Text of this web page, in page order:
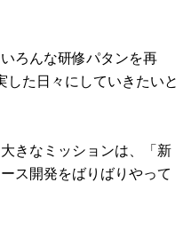
ろんな研修パタンを再
した日々にしていきたいと
きなミッションは、「新
ス開発をばりばりやって